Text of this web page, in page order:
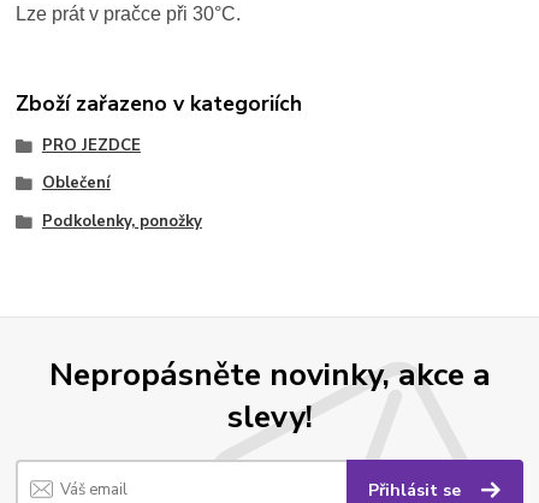
Lze prát v pračce při 30°C.
Zboží zařazeno v kategoriích
PRO JEZDCE
Oblečení
Podkolenky, ponožky
Nepropásněte novinky, akce a
slevy!
Přihlásit se